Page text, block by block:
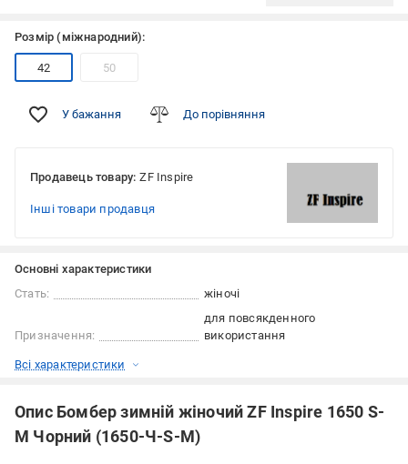
Розмір (міжнародний):
42 50
У бажання До порівняння
Продавець товару: ZF Inspire
Інші товари продавця
Основні характеристики
Стать:
жіночі
Призначення:
для повсякденного
використання
Всі характеристики
Опис Бомбер зимній жіночий ZF Inspire 1650 S-
M Чорний (1650-Ч-S-M)